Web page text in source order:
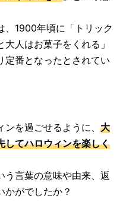
、1900年頃に「トリック
人はお菓子をくれる」
定番となったとされてい
を過ごせるように、 大
してハロウィンを楽しく
う言葉の意味や由来、返
かがでしたか？